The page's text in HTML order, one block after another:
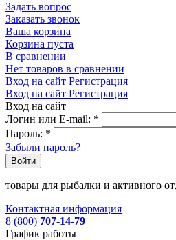
Задать вопрос
Заказать звонок
Ваша корзина
Корзина пуста
В сравнении
Нет товаров в сравнении
Вход на сайт Регистрация
Вход на сайт Регистрация
Вход на сайт
Логин или E-mail: *
Пароль: *
Забыли пароль?
Войти
товары для рыбалки и активного
Контактная информация
8 (800) 707-14-79
График работы